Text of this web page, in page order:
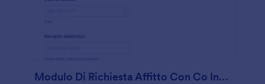
Modulo Di Richiesta Affitto Con Co Interessato E Firme